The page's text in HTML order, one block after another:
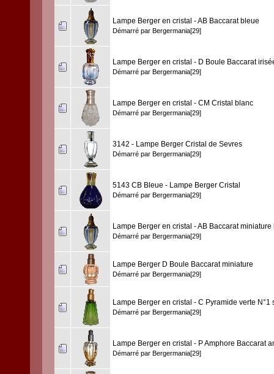
Lampe Berger en cristal - AB Baccarat bleue
Démarré par Bergermania[29]
Lampe Berger en cristal - D Boule Baccarat
Démarré par Bergermania[29]
Lampe Berger en cristal - CM Cristal blanc
Démarré par Bergermania[29]
3142 - Lampe Berger Cristal de Sevres
Démarré par Bergermania[29]
5143 CB Bleue - Lampe Berger Cristal
Démarré par Bergermania[29]
Lampe Berger en cristal - AB Baccarat miniature
Démarré par Bergermania[29]
Lampe Berger D Boule Baccarat miniature
Démarré par Bergermania[29]
Lampe Berger en cristal - C Pyramide verte N°1
Démarré par Bergermania[29]
Lampe Berger en cristal - P Amphore Baccarat
Démarré par Bergermania[29]